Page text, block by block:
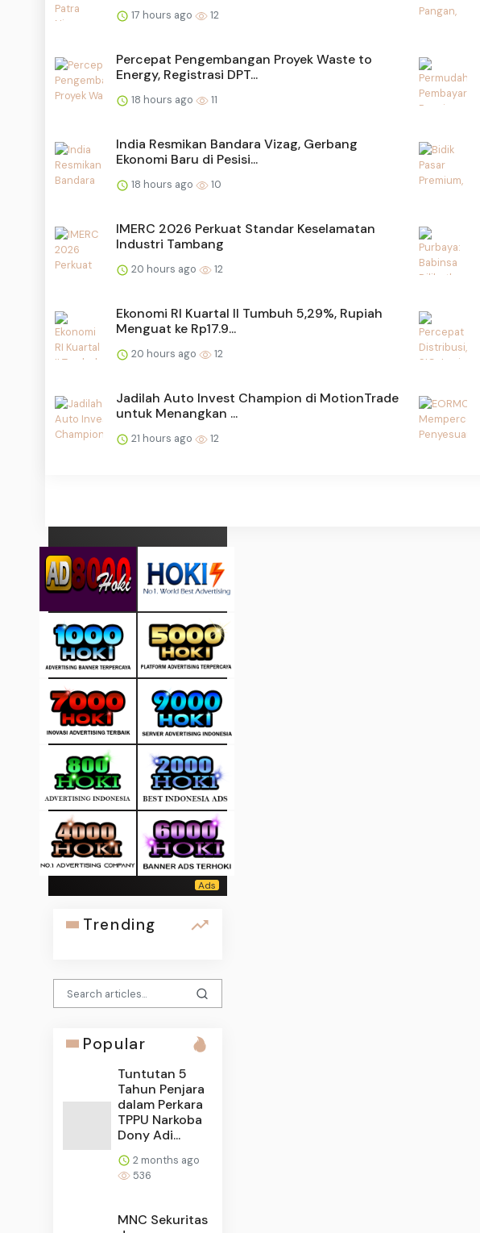
17 hours ago 12
Percepat Pengembangan Proyek Waste to
Energy, Registrasi DPT...
18 hours ago 11
India Resmikan Bandara Vizag, Gerbang
Ekonomi Baru di Pesisi...
18 hours ago 10
IMERC 2026 Perkuat Standar Keselamatan
Industri Tambang
20 hours ago 12
Ekonomi RI Kuartal II Tumbuh 5,29%, Rupiah
Menguat ke Rp17.9...
20 hours ago 12
Jadilah Auto Invest Champion di MotionTrade
untuk Menangkan ...
21 hours ago 12
Trending
Popular
Tuntutan 5
Tahun Penjara
dalam Perkara
TPPU Narkoba
Dony Adi...
2 months ago
536
MNC Sekuritas